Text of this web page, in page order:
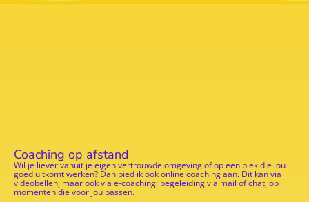
Coaching op afstand
Wil je liever vanuit je eigen vertrouwde omgeving of op een plek die jou
goed uitkomt werken? Dan bied ik ook online coaching aan. Dit kan via
videobellen, maar ook via e-coaching: begeleiding via mail of chat, op
momenten die voor jou passen.